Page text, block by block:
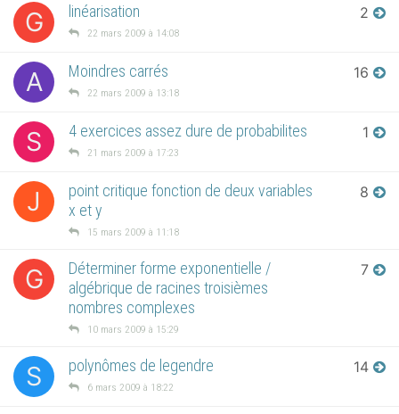
G linéarisation
22 mars 2009 à 14:08
2
A Moindres carrés
22 mars 2009 à 13:18
16
S 4 exercices assez dure de probabilites
21 mars 2009 à 17:23
1
J
point critique fonction de deux variables
x et y
15 mars 2009 à 11:18
8
G
Déterminer forme exponentielle /
algébrique de racines troisièmes
nombres complexes
10 mars 2009 à 15:29
7
S polynômes de legendre
6 mars 2009 à 18:22
14